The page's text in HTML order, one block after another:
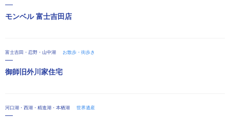
モンベル 富士吉田店
富士吉田・忍野・山中湖 お散歩・街歩き
御師旧外川家住宅
河口湖・西湖・精進湖・本栖湖 世界遺産